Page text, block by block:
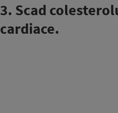
3. Scad
cardiace.